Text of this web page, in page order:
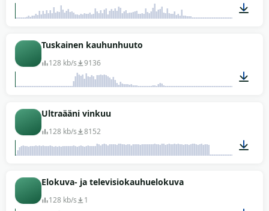
Tuskainen kauhunhuuto
128 kb/s 9136
Ultraääni vinkuu
128 kb/s 8152
Elokuva- ja televisiokauhuelokuva
128 kb/s 1